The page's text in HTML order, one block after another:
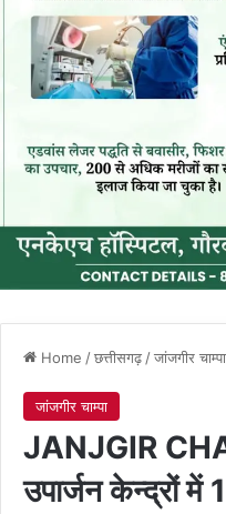
Home /छत्तीसगढ़/जांजगीर चाम्पा
जांजगीर चाम्पा
JANJGIR
उपार्जन केन्द्रों में